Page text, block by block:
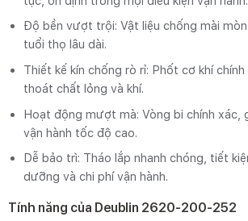
Độ bền vượt trội: Vật liệu chống mài
tuổi thọ lâu dài.
Thiết kế kín chống rò rỉ: Phốt cơ khí
thoát chất lỏng và khí.
Hoạt động mượt mà: Vòng bi chính xác,
vận hành tốc độ cao.
Dễ bảo trì: Tháo lắp nhanh chóng, tiết
dưỡng và chi phí vận hành.
Tính năng của Deublin 2620-200-252